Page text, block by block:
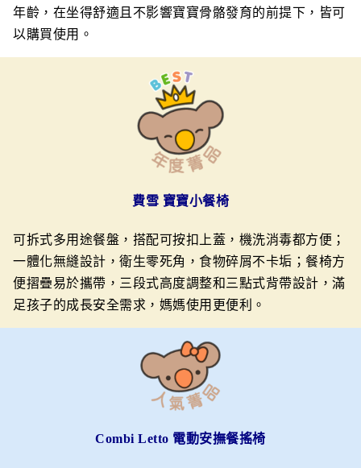
年齡，在坐得舒適且不影響寶寶骨骼發育的前提下，皆可
以購買使用。
費雪 寶寶小餐椅
可拆式多用途餐盤，搭配可按扣上蓋，機洗消毒都方便；
一體化無縫設計，衛生零死角，食物碎屑不卡垢； 餐椅方
便摺疊易於攜帶，三段式高度調整和三點式背帶設計，滿
足孩子的成長安全需求，媽媽使用更便利。
Combi Letto 電動安撫餐搖椅